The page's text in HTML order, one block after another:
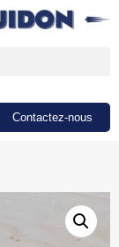
Contactez-nous